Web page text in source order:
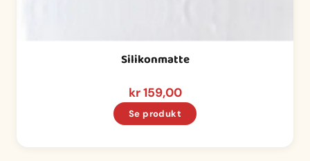
Silikonmatte
kr159,00
Se produkt